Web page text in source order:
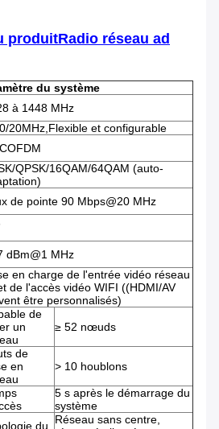
produitRadio réseau ad
du système
à 1448 MHz
20MHz,Flexible et configurable
QPSK/16QAM/64QAM (auto-
de pointe 90 Mbps@20 MHz
dBm@1 MHz
en charge de l'entrée vidéo réseau
de l'accès vidéo WIFI ((HDMI/AV
être personnalisés)
de
un
≥ 52 nœuds
de
en
> 10 houblons
5 s après le démarrage du
système
du
Réseau sans centre,